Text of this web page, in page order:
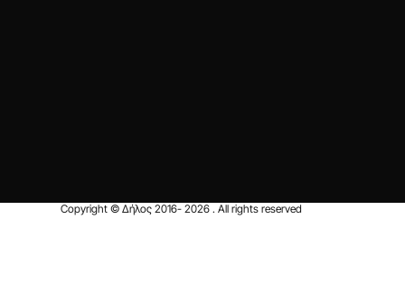
Copyright © Δήλος 2016- 2026 . All rights reserved